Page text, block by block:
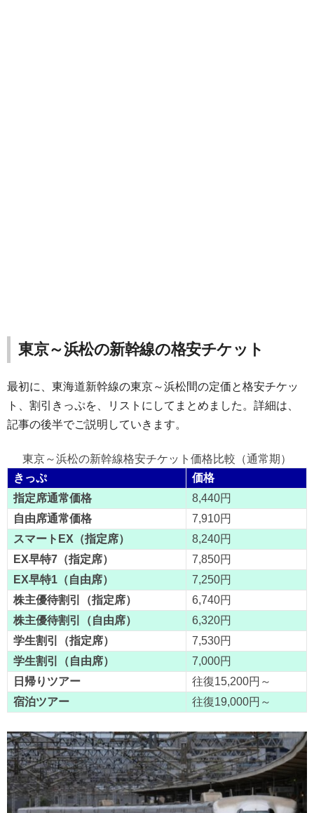
東京～浜松の新幹線の格安チケット
最初に、東海道新幹線の東京～浜松間の定価と格安チケッ
ト、割引きっぷを、リストにしてまとめました。詳細は、
記事の後半でご説明していきます。
東京～浜松の新幹線格安チケット価格比較（通常期）
きっぷ
価格
指定席通常価格
8,440円
自由席通常価格
7,910円
スマートEX（指定席）
8,240円
EX早特7（指定席）
7,850円
EX早特1（自由席）
7,250円
株主優待割引（指定席）
6,740円
株主優待割引（自由席）
6,320円
学生割引（指定席）
7,530円
学生割引（自由席）
7,000円
日帰りツアー
往復15,200円～
宿泊ツアー
往復19,000円～